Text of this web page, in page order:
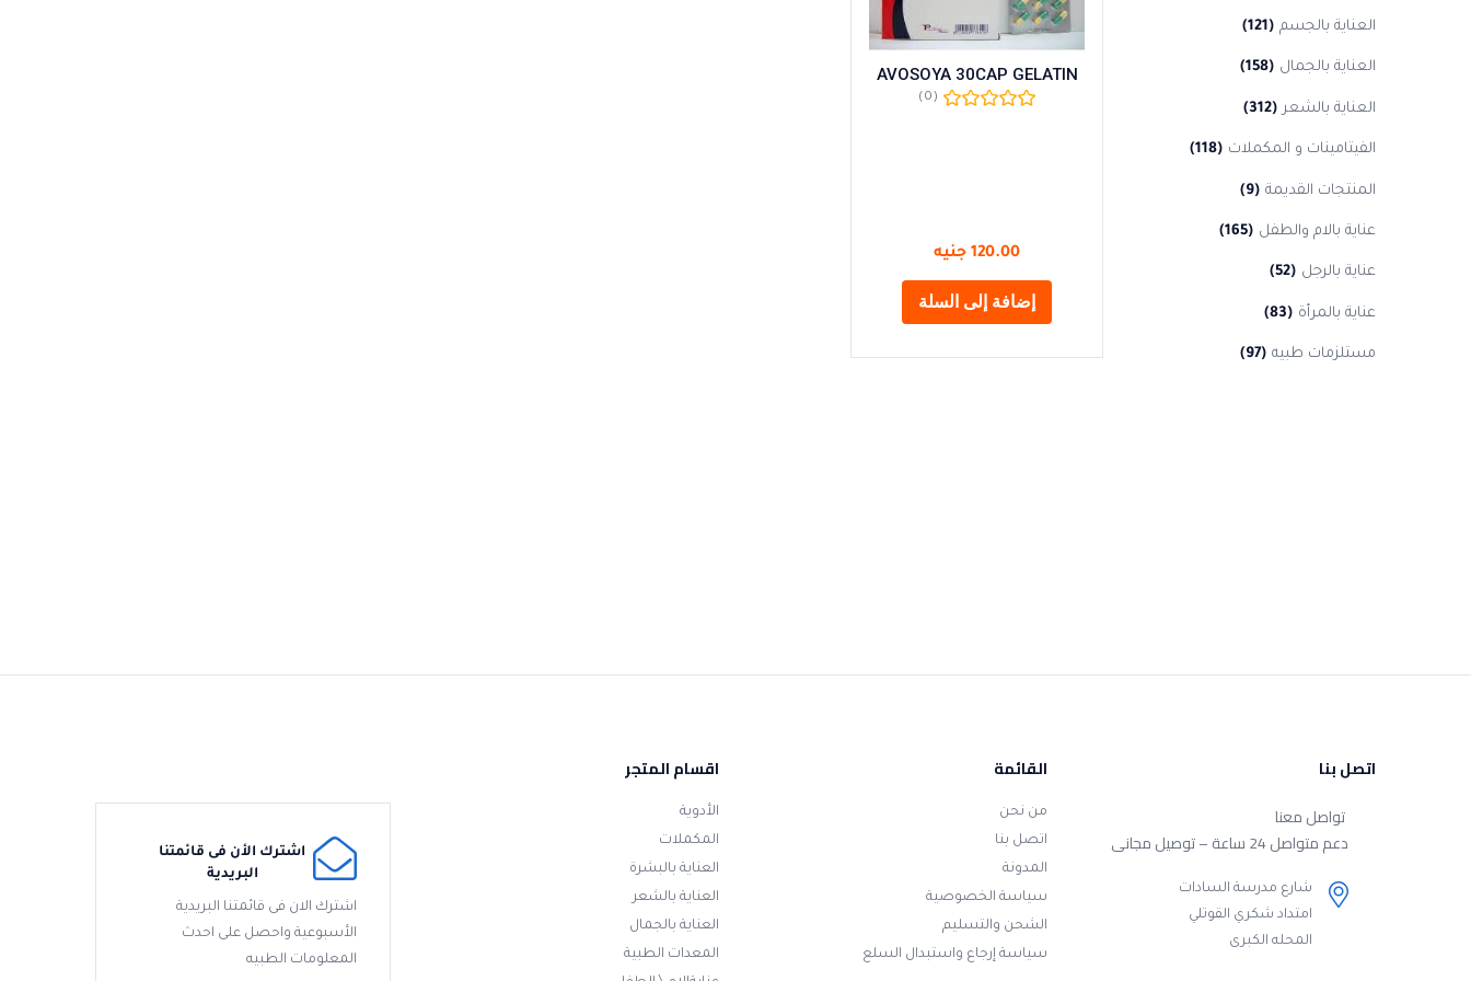
العناية بالجسم (121)
العناية بالجمال (158)
العناية بالشعر (312)
الفيتامينات و المكملات (118)
المنتجات القديمة (9)
عناية بالام والطفل (165)
عناية بالرجل (52)
عناية بالمرأة (83)
مستلزمات طبيه (97)
AVOSOYA 30CAP GELATIN
(0)
120.00 جنيه
إضافة إلى السلة
اتصل بنا
تواصل معنا
دعم متواصل 24 ساعة – توصيل مجانى
شارع مدرسة السادات
امتداد شكري القوتلي
المحله الكبرى
القائمة
من نحن
اتصل بنا
المدونة
سياسة الخصوصية
الشحن والتسليم
سياسة إرجاع واستبدال السلع
اقسام المتجر
الأدوية
المكملات
العناية بالبشرة
العناية بالشعر
العناية بالجمال
المعدات الطبية
اشترك الأن فى قائمتنا
البريدية
اشترك الان فى قائمتنا البريدية
الأسبوعية واحصل على احدث
المعلومات الطبيه